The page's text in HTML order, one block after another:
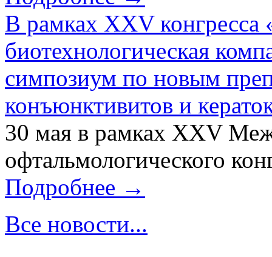
В рамках XXV конгресса
биотехнологическая
симпозиум по новым
конъюнктивитов и
30 мая в рамках XXV
офтальмологического
Подробнее →
Все новости...